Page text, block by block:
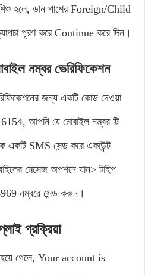
শিশু হলে, ডান পাশের Foreign/Child
পূরণ করে Continue করে দিন।
নম্বর ভেরিফিকেশন
জন্য একটি কোড দেওয়া
আপনি যে মোবাইল নম্বর টি
একটি SMS সেন্ড করে একাউন্ট
মেসেজ অপশনে যান> টাইপ
নম্বরে সেন্ড করুন।
প্রক্রিয়া
হয়ে গেলে, Your account is